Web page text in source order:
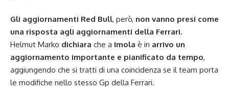
Gli aggiornamenti Red Bull, però, non vanno presi come
una risposta agli aggiornamenti della Ferrari.
Helmut Marko dichiara che a Imola è in arrivo un
aggiornamento importante e pianificato da tempo,
aggiungendo che si tratti di una coincidenza se il team porta
le modifiche nello stesso Gp della Ferrari.